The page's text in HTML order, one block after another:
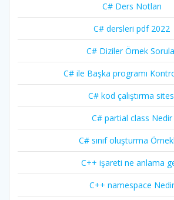
C# Ders Notları
C# dersleri pdf 2022
C# Diziler Örnek
C# ile Başka programı
C# kod çalıştırma
C# partial class Nedir
C# sınıf oluşturma
C++ işareti ne anlama
C++ namespace Nedir